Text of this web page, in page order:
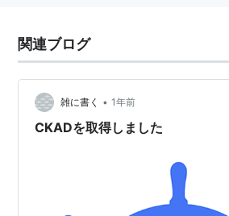
関連ブログ
雑に書く • 1年前
CKADを取得しました